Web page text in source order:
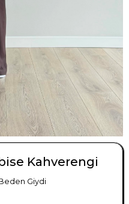
Kahverengi
Giydi